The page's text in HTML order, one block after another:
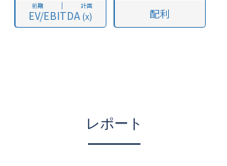
レポート